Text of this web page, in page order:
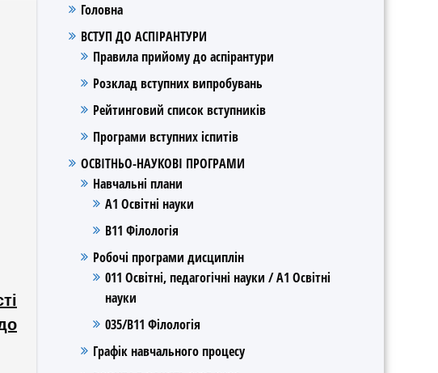
Головна
ВСТУП ДО АСПІРАНТУРИ
Правила прийому до аспірантури
Розклад вступних випробувань
Рейтинговий список вступників
Програми вступних іспитів
ОСВІТНЬО-НАУКОВІ ПРОГРАМИ
Навчальні плани
А1 Освітні науки
В11 Філологія
Робочі програми дисциплін
011 Освітні, педагогічні науки / А1 Освітні
науки
035/В11 Філологія
Графік навчального процесу